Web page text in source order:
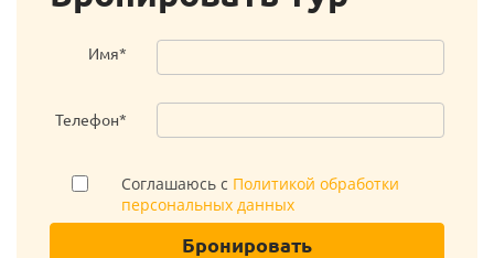
Имя*
Телефон*
Соглашаюсь с Политикой обработки
персональных данных
Бронировать